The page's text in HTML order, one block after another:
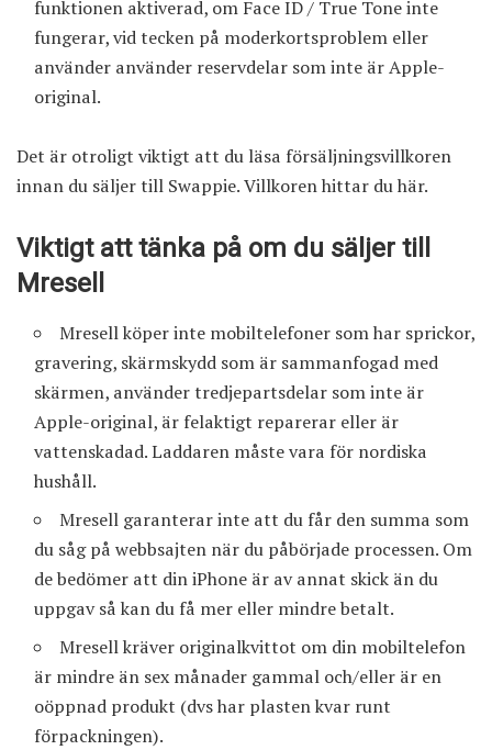
funktionen aktiverad, om Face ID / True Tone inte
fungerar, vid tecken på moderkortsproblem eller
använder använder reservdelar som inte är Apple-
original.
Det är otroligt viktigt att du läsa försäljningsvillkoren
innan du säljer till Swappie.Villkoren hittar du här.
Viktigt att tänka på om du säljer till
Mresell
Mresell köper inte mobiltelefoner som har sprickor,
gravering, skärmskydd som är sammanfogad med
skärmen, använder tredjepartsdelar som inte är
Apple-original, är felaktigt reparerar eller är
vattenskadad. Laddaren måste vara för nordiska
hushåll.
Mresell garanterar inte att du får den summa som
du såg på webbsajten när du påbörjade processen. Om
de bedömer att din iPhone är av annat skick än du
uppgav så kan du få mer eller mindre betalt.
Mresell kräver originalkvittot om din mobiltelefon
är mindre än sex månader gammal och/eller är en
oöppnad produkt (dvs har plasten kvar runt
förpackningen).